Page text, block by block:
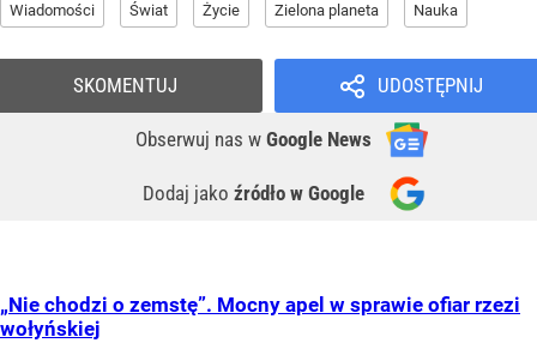
Wiadomości Świat Życie Zielona planeta Nauka
UDOSTĘPNIJ
Obserwuj nas w Google News
Dodaj jako źródło w Google
SKOMENTUJ
„Nie chodzi o zemstę”. Mocny apel w sprawie ofiar rzezi
wołyńskiej